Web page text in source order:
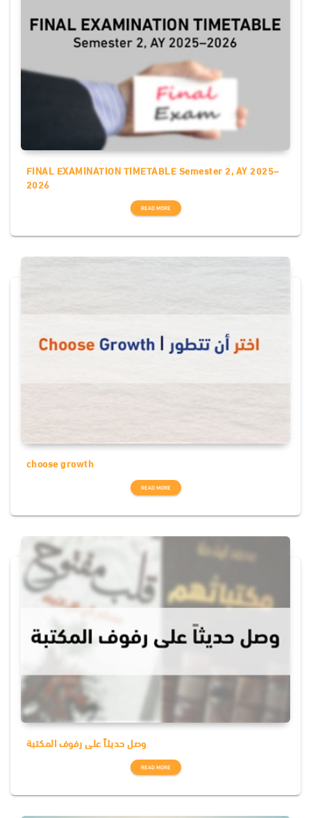
FINAL EXAMINATION TIMETABLE Semester 2, AY 2025–
2026
READ MORE
choose growth
READ MORE
وصل حديثاً على رفوف المكتبة
READ MORE